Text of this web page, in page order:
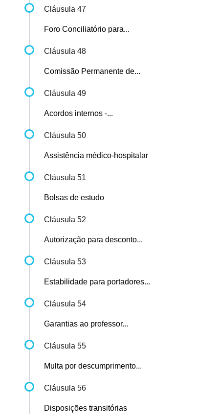
Cláusula 47
Foro Conciliatório para...
Cláusula 48
Comissão Permanente de...
Cláusula 49
Acordos internos -...
Cláusula 50
Assistência médico-hospitalar
Cláusula 51
Bolsas de estudo
Cláusula 52
Autorização para desconto...
Cláusula 53
Estabilidade para portadores...
Cláusula 54
Garantias ao professor...
Cláusula 55
Multa por descumprimento...
Cláusula 56
Disposições transitórias